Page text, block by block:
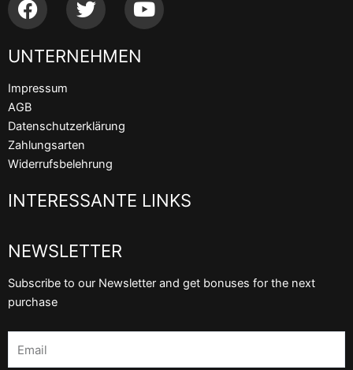
a
e
o
o
k
w
t
r
o
UNTERNEHMEN
Impressum
AGB
Datenschutzerklärung
Zahlungsarten
Widerrufsbelehrung
INTERESSANTE LINKS
NEWSLETTER
Subscribe to our Newsletter and get bonuses for the next
purchase